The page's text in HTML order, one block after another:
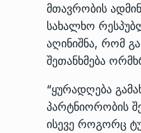
მთავრობის
სახალხო
აღინიშნა, რომ
შეთანხმება
“ყურადღება
პარტნიორობის
ისევე როგორც